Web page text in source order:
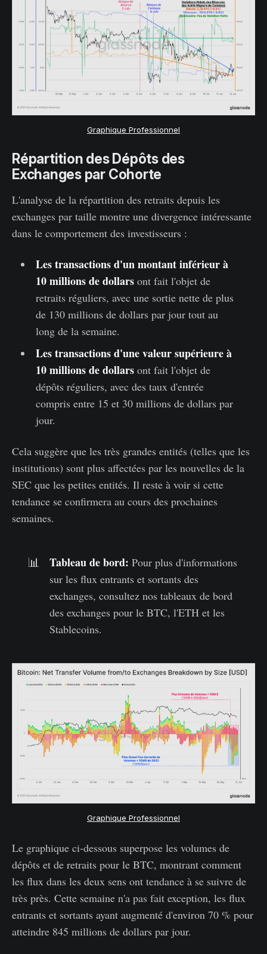
Graphique Professionnel
Répartition des Dépôts des
Exchanges par Cohorte
L'analyse de la répartition des retraits depuis les
exchanges par taille montre une divergence intéressante
dans le comportement des investisseurs :
Les transactions d'un montant inférieur à
10 millions de dollarsont fait l'objet de
retraits réguliers, avec une sortie nette de plus
de 130 millions de dollars par jour tout au
long de la semaine.
Les transactions d'une valeur supérieure à
10 millions de dollarsont fait l'objet de
dépôts réguliers, avec des taux d'entrée
compris entre 15 et 30 millions de dollars par
jour.
Cela suggère que les très grandes entités (telles que les
institutions) sont plus affectées par les nouvelles de la
SEC que les petites entités. Il reste à voir si cette
tendance se confirmera au cours des prochaines
semaines.
📊 Tableau de bord: Pour plus d'informations
sur les flux entrants et sortants des
exchanges, consultez nos tableaux de bord
des exchanges pour le BTC, l'ETH et les
Stablecoins.
Graphique Professionnel
Le graphique ci-dessous superpose les volumes de
dépôts et de retraits pour le BTC, montrant comment
les flux dans les deux sens ont tendance à se suivre de
très près. Cette semaine n'a pas fait exception, les flux
entrants et sortants ayant augmenté d'environ 70 % pour
atteindre 845 millions de dollars par jour.